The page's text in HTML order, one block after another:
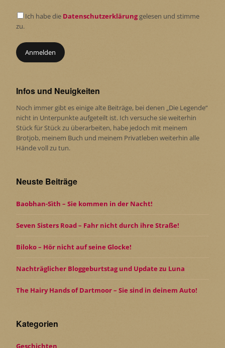
Ich habe die Datenschutzerklärunggelesen und stimme
zu.
Infos und Neuigkeiten
Noch immer gibt es einige alte Beiträge, bei denen „Die Legende“
nicht in Unterpunkte aufgeteilt ist. Ich versuche sie weiterhin
Stück für Stück zu überarbeiten, habe jedoch mit meinem
Brotjob, meinem Buch und meinem Privatleben weiterhin alle
Hände voll zu tun.
Neuste Beiträge
Baobhan-Sìth – Sie kommen in der Nacht!
Seven Sisters Road – Fahr nicht durch ihre Straße!
Biloko – Hör nicht auf seine Glocke!
Nachträglicher Bloggeburtstag und Update zu Luna
The Hairy Hands of Dartmoor – Sie sind in deinem Auto!
Kategorien
Geschichten